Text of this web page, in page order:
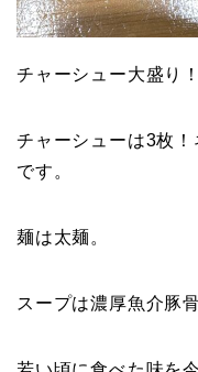
チャーシュー大盛り！
チャーシューは3枚
です。
麺は太麺。
スープは濃厚魚介豚